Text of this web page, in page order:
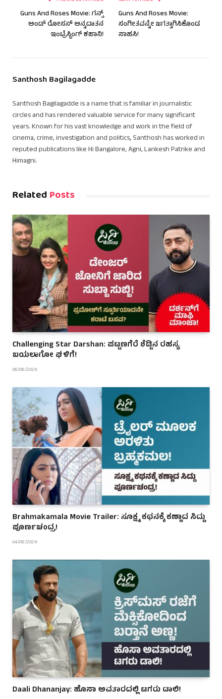
Guns And Roses Movie: ಗನ್ಸ್
ಅಂಡ್ ರೋಸಸ್ ಅನ್ನದಾತನ
ಇಂಟ್ರೆಸ್ಟಿಂಗ್ ಕಹಾನಿ!
Guns And Roses Movie:
ಸಂಗೀತವನ್ನೇ ಜಗತ್ತಾಗಿಸಿಕೊಂಡ
ಸಾಹಸಿ!
Santhosh Bagilagadde
Santhosh Bagilagadde is a name that is familiar in journalistic
circles and has rendered valuable service for many significant
years. Known for his vast knowledge and work in the field of
cinema, crime, investigation and politics, Santhosh has worked in
reputed publications like Hi Bangalore, Agni, Lankesh Patrike and
Himagni.
Related Posts
Challenging Star Darshan: ಪಟ್ಟಣಗೆರೆ ಶೆಡ್ಡಿನ ರಹಸ್ಯ
ಬಯಲಾಗೋ ಘಳಿಗೆ!
06/08/2026
Brahmakamala Movie Trailer: ಸೂಕ್ಷ್ಮ ಕಥನಕ್ಕೆ ಕಣ್ಣಾದ ಸಿದ್ದು
ಪೂರ್ಣಚಂದ್ರ!
04/08/2026
Daali Dhananjay: ಹೊಸಾ ಅವತಾರದಲ್ಲಿ ಟಗರು ಡಾಲಿ!